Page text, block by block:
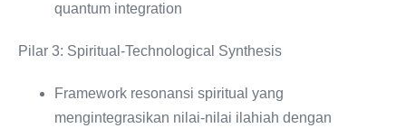
quantum integration
Pilar 3: Spiritual-Technological Synthesis
Framework resonansi spiritual yang
mengintegrasikan nilai-nilai ilahiah dengan